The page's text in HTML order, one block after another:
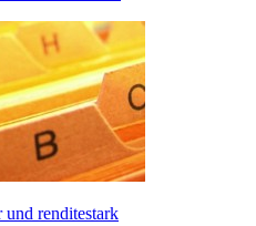
renditestark